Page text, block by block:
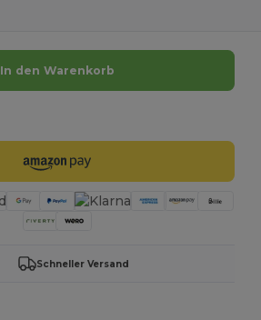
In den Warenkorb
Schneller Versand